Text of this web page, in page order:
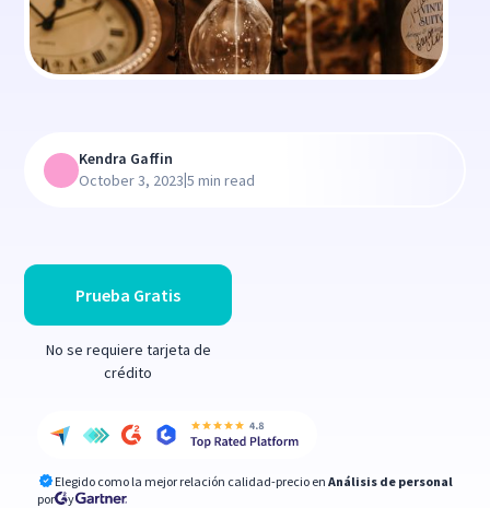
Prueba Gratis
No se requiere tarjeta de
crédito
Elegido como la mejor relación calidad-precio en Análisis de personal
por
y
Kendra Gaffin
October 3, 2023|5 min read